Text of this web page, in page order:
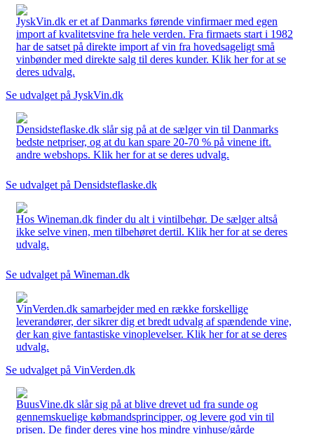
JyskVin.dk er et af Danmarks førende vinfirmaer med egen
import af kvalitetsvine fra hele verden. Fra firmaets start i 1982
har de satset på direkte import af vin fra hovedsageligt små
vinbønder med direkte salg til deres kunder. Klik her for at se
deres udvalg.
Se udvalget på JyskVin.dk
Densidsteflaske.dk slår sig på at de sælger vin til Danmarks
bedste netpriser, og at du kan spare 20-70 % på vinene ift.
andre webshops. Klik her for at se deres udvalg.
Se udvalget på Densidsteflaske.dk
Hos Wineman.dk finder du alt i vintilbehør. De sælger altså
ikke selve vinen, men tilbehøret dertil. Klik her for at se deres
udvalg.
Se udvalget på Wineman.dk
VinVerden.dk samarbejder med en række forskellige
leverandører, der sikrer dig et bredt udvalg af spændende vine,
der kan give fantastiske vinoplevelser. Klik her for at se deres
udvalg.
Se udvalget på VinVerden.dk
BuusVine.dk slår sig på at blive drevet ud fra sunde og
gennemskuelige købmandsprincipper, og levere god vin til
prisen. De finder deres vine hos mindre vinhuse/gårde